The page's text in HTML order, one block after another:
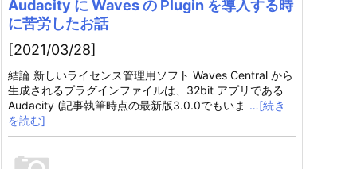
Audacity に Waves の Plugin を導入する時
に苦労したお話
[2021/03/28]
結論 新しいライセンス管理用ソフト Waves Central から
生成されるプラグインファイルは、32bit アプリである
Audacity (記事執筆時点の最新版3.0.0でもいま …[続き
を読む]